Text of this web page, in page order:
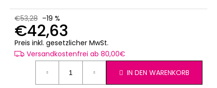
€53,28 –19 %
€42,63
Preis inkl. gesetzlicher MwSt.
Versandkostenfrei ab 80,00€
IN DEN WARENKORB